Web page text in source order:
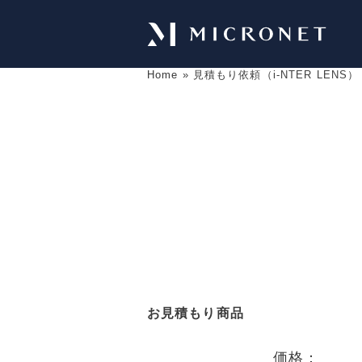
Home » 見積もり依頼（i-NTER LENS）
お見積もり商品
価格：